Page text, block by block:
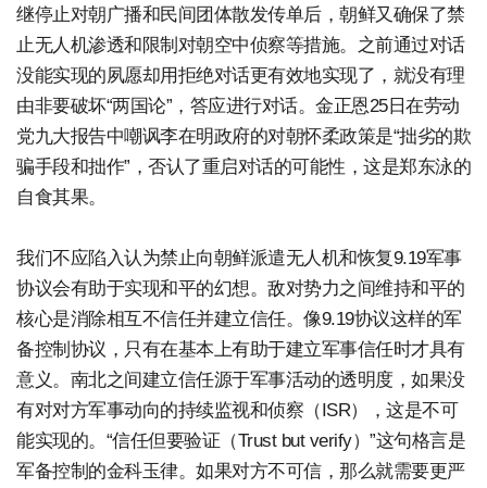
继停止对朝广播和民间团体散发传单后，朝鲜又确保了禁
止无人机渗透和限制对朝空中侦察等措施。之前通过对话
没能实现的夙愿却用拒绝对话更有效地实现了，就没有理
由非要破坏“两国论”，答应进行对话。金正恩25日在劳动
党九大报告中嘲讽李在明政府的对朝怀柔政策是“拙劣的欺
骗手段和拙作”，否认了重启对话的可能性，这是郑东泳的
自食其果。
我们不应陷入认为禁止向朝鲜派遣无人机和恢复9.19军事
协议会有助于实现和平的幻想。敌对势力之间维持和平的
核心是消除相互不信任并建立信任。像9.19协议这样的军
备控制协议，只有在基本上有助于建立军事信任时才具有
意义。南北之间建立信任源于军事活动的透明度，如果没
有对对方军事动向的持续监视和侦察（ISR），这是不可
能实现的。“信任但要验证（Trust but verify）”这句格言是
军备控制的金科玉律。如果对方不可信，那么就需要更严